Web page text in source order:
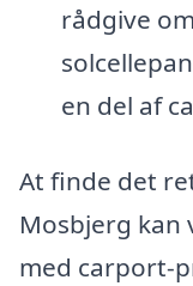
rådgive
en del af
At finde det
Mosbjerg
med carport-